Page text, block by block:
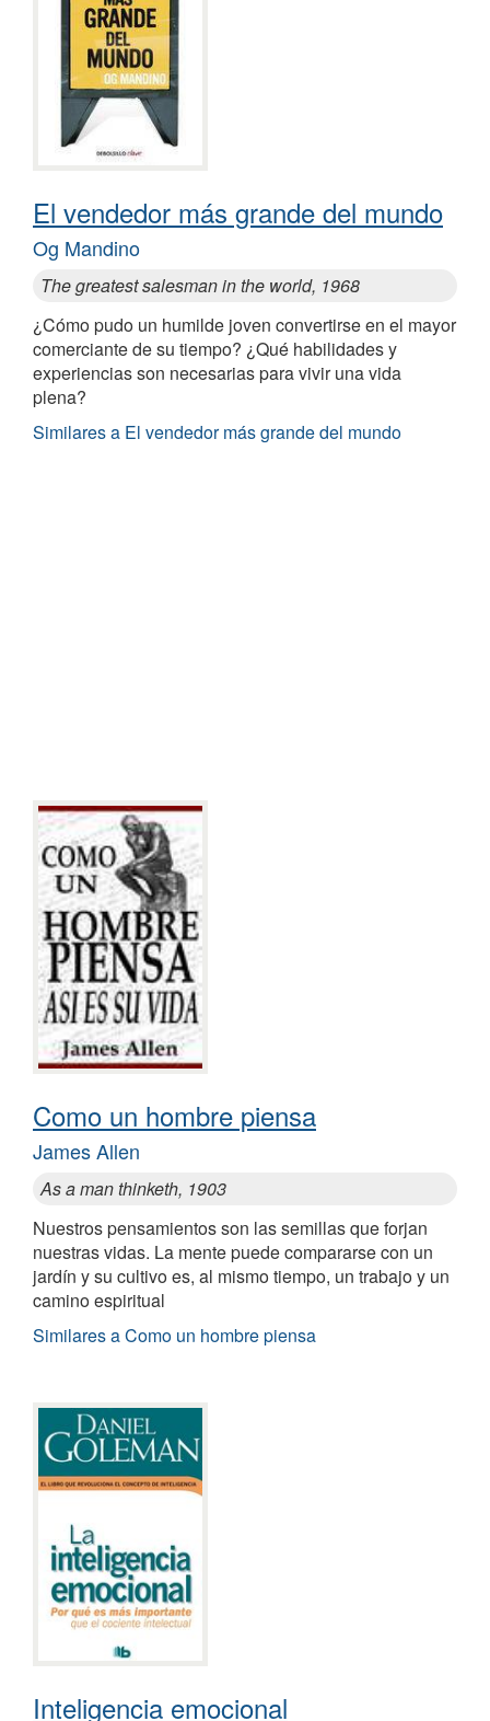
El vendedor más grande del mundo
Og Mandino
The greatest salesman in the world, 1968
¿Cómo pudo un humilde joven convertirse en el mayor
comerciante de su tiempo? ¿Qué habilidades y
experiencias son necesarias para vivir una vida
plena?
Similares a El vendedor más grande del mundo
Como un hombre piensa
James Allen
As a man thinketh, 1903
Nuestros pensamientos son las semillas que forjan
nuestras vidas. La mente puede compararse con un
jardín y su cultivo es, al mismo tiempo, un trabajo y un
camino espiritual
Similares a Como un hombre piensa
Inteligencia emocional